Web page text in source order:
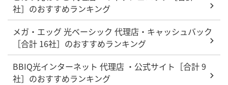
社］のおすすめランキング
メガ・エッグ 光ベーシック 代理店・キャッシュバック
［合計 16社］のおすすめランキング
BBIQ光インターネット 代理店 ・公式サイト［合計 9
社］のおすすめランキング